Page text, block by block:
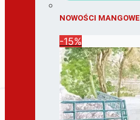
NOWOŚCI MANGOWE
-15%